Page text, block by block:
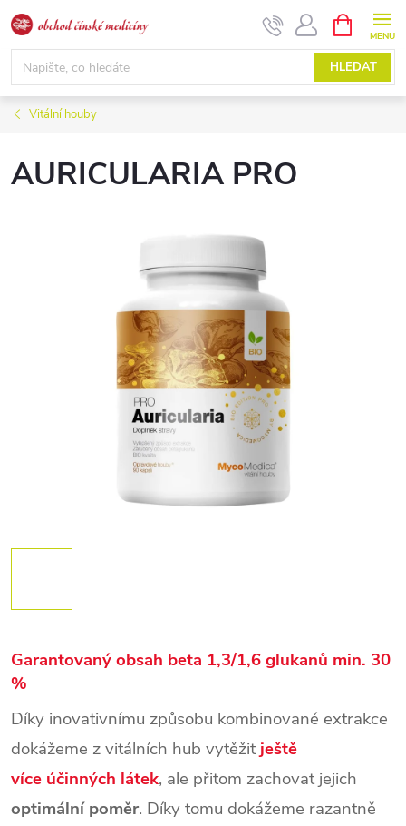
Přejít
na
obsah
HLEDAT
NÁKUPNÍ
KOŠÍK
Vitální houby
AURICULARIA PRO
Garantovaný obsah beta 1,3/1,6 glukanů min. 30
%
Díky inovativnímu způsobu kombinované extrakce
dokážeme z vitálních hub vytěžitještě
více účinných látek, ale přitom zachovat jejich
optimální poměr. Díky tomu dokážeme razantně